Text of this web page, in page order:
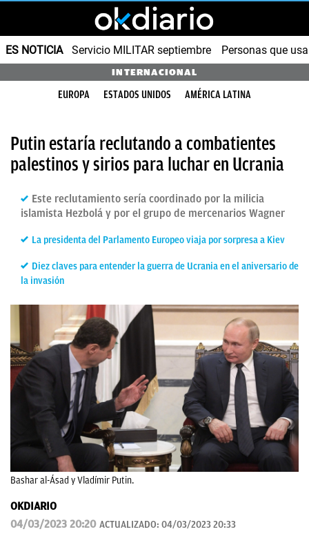
ES NOTICIA Servicio MILITAR septiembre Personas que
INTERNACIONAL
EUROPA ESTADOS UNIDOS AMÉRICA LATINA
Putin estaría reclutando a combatientes
palestinos y sirios para luchar en Ucrania
Este reclutamiento sería coordinado por la milicia
islamista Hezbolá y por el grupo de mercenarios Wagner
La presidenta del Parlamento Europeo viaja por sorpresa a Kiev
Diez claves para entender la guerra de Ucrania​ en el aniversario de
la invasión
Bashar al-Ásad y Vladímir Putin.
OKDIARIO
04/03/2023 20:20 ACTUALIZADO: 04/03/2023 20:33